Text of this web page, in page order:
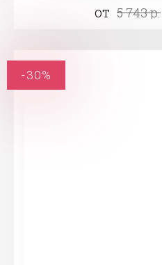
от 5 743 р.
-30%